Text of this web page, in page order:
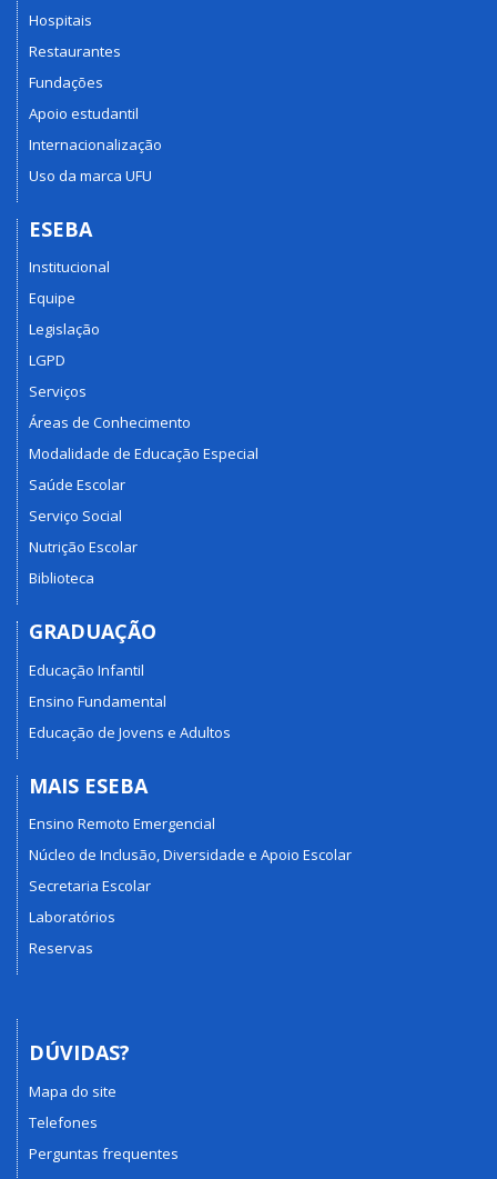
Hospitais
Restaurantes
Fundações
Apoio estudantil
Internacionalização
Uso da marca UFU
ESEBA
Institucional
Equipe
Legislação
LGPD
Serviços
Áreas de Conhecimento
Modalidade de Educação Especial
Saúde Escolar
Serviço Social
Nutrição Escolar
Biblioteca
GRADUAÇÃO
Educação Infantil
Ensino Fundamental
Educação de Jovens e Adultos
MAIS ESEBA
Ensino Remoto Emergencial
Núcleo de Inclusão, Diversidade e Apoio Escolar
Secretaria Escolar
Laboratórios
Reservas
DÚVIDAS?
Mapa do site
Telefones
Perguntas frequentes